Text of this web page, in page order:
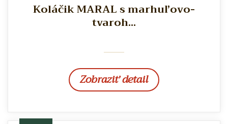
Koláčik MARAL s marhuľovo-
tvaroh...
Zobraziť detail